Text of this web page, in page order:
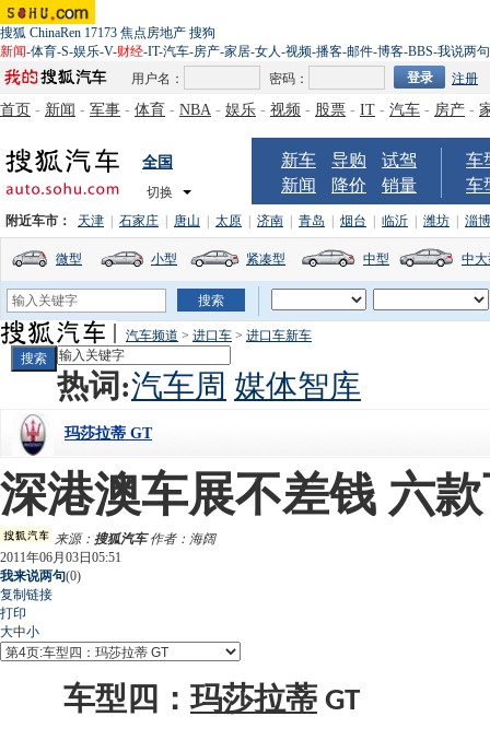
搜狐 ChinaRen 17173 焦点房地产 搜狗
新闻-体育-S-娱乐-V-财经-IT-汽车-房产-家居-女人-视频-播客-邮件-博客-BBS-我说两句
用户名：
密码： 注册
首页 - 新闻 - 军事 - 体育 - NBA - 娱乐 - 视频 - 股票 - IT - 汽车 - 房产 -
全国
切换
新车 导购
试驾
新闻
降价 销量
车
车
附近车市： 天津 石家庄 唐山 太原 济南 青岛 烟台 临沂 潍坊 淄博
微型 小型 紧凑型 中型 中
汽车频道 > 进口车 > 进口车新车
热词:汽车周 媒体智库
玛莎拉蒂 GT
深港澳车展不差钱 六
来源： 搜狐汽车作者：海阔
2011年06月03日05:51
我来说两句(0)
复制链接
打印
大中小
车型四：玛莎拉蒂 GT